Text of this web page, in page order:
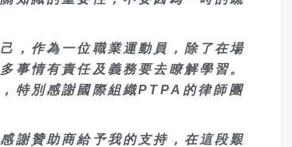
，作為一位職業運動員，除了在場
事情有責任及義務要去瞭解學習。
特別感謝國際組織PTPA的律師團
謝贊助商給予我的支持，在這段艱